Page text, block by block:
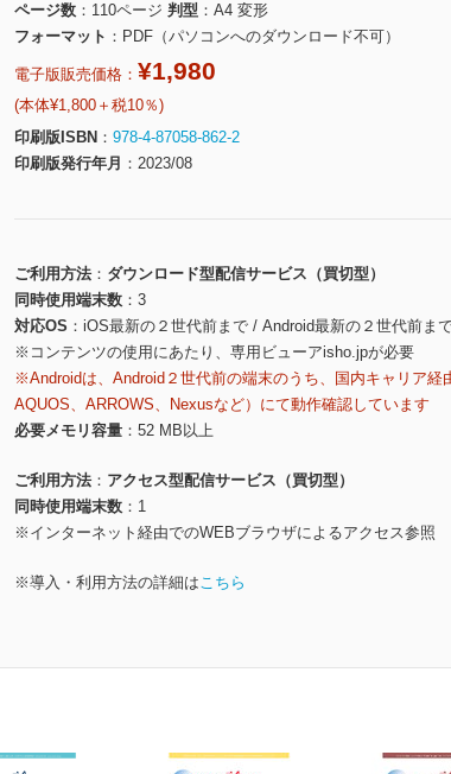
ページ数
110ページ 判型
A4 変形
フォーマット
PDF（パソコンへのダウンロード不可）
電子版販売価格： ¥1,980
(本体¥1,800＋税10％)
印刷版ISBN
978-4-87058-862-2
印刷版発行年月
2023/08
ご利用方法
ダウンロード型配信サービス（買切型）
同時使用端末数
3
対応OS
iOS最新の２世代前まで / Android最新の２世代前ま
※コンテンツの使用にあたり、専用ビューアisho.jpが必要
※Androidは、Android２世代前の端末のうち、国内キャリア経
AQUOS、ARROWS、Nexusなど）にて動作確認しています
必要メモリ容量
52 MB以上
ご利用方法
アクセス型配信サービス（買切型）
同時使用端末数
1
※インターネット経由でのWEBブラウザによるアクセス参照
※導入・利用方法の詳細はこちら